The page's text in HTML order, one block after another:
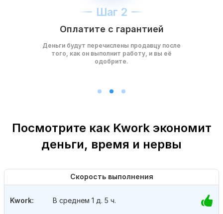
Шаг 2
Оплатите с гарантией
Деньги будут перечислены продавцу после
того, как он выполнит работу, и вы её
одобрите.
Посмотрите как Kwork экономит
деньги, время и нервы
Скорость выполнения
Kwork: В среднем 1 д. 5 ч.